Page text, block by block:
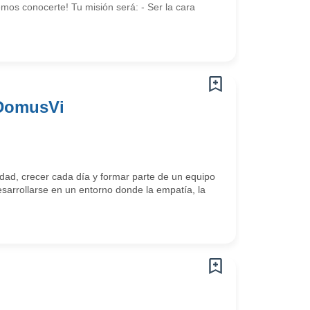
conocerte! Tu misión será: - Ser la cara
crecer cada día y formar parte de un equipo
en un entorno donde la empatía, la